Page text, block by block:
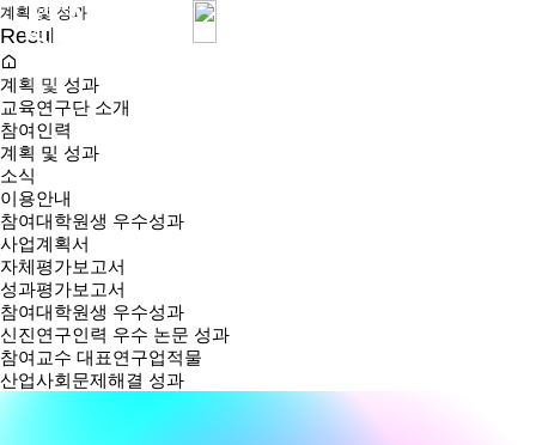
계획 및 성과
Result
계획 및 성과
교육연구단 소개
참여인력
계획 및 성과
소식
이용안내
참여대학원생 우수성과
사업계획서
자체평가보고서
성과평가보고서
참여대학원생 우수성과
신진연구인력 우수 논문 성과
참여교수 대표연구업적물
산업사회문제해결 성과